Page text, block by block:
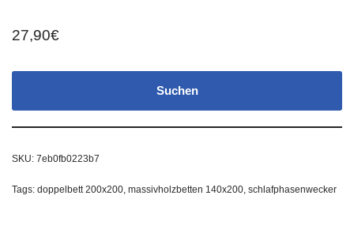
27,90€
Suchen
SKU: 7eb0fb0223b7
Tags: doppelbett 200x200, massivholzbetten 140x200, schlafphasenwecker